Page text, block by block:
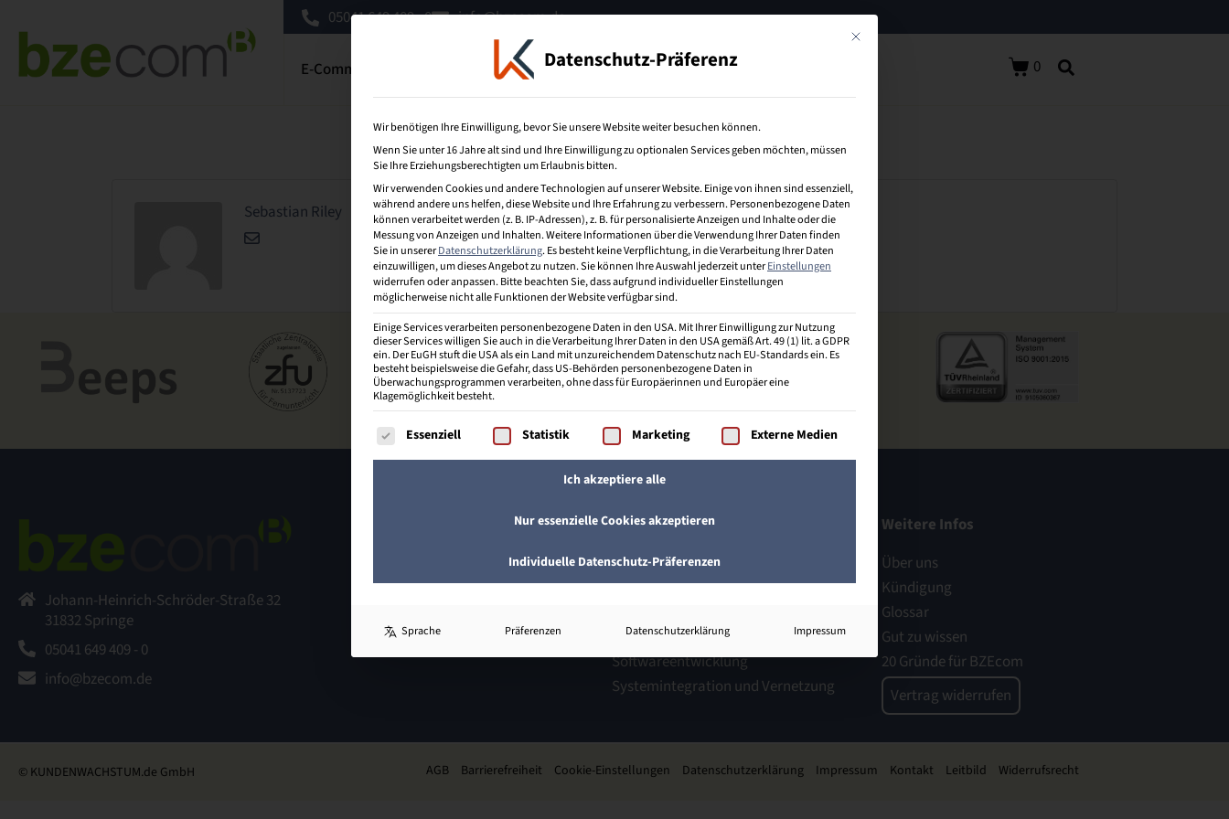
05041 649 409 - 0 info@bzecom.de
E-Commerce Weiterbildung IT-Weiterbildung Über uns 0
Sebastian Riley
Johann-Heinrich-Schröder-Straße 32
31832 Springe
05041 649 409 - 0
info@bzecom.de
Fachwirt:in im E-Commerce
Prüfungsvorbereitung
IT-Weiterbildung
Bachelor Professional in IT
Datenanalyse
IT-Beratung
Softwareentwicklung
Systemintegration und Vernetzung
Weitere Infos
Über uns
Kündigung
Glossar
Gut zu wissen
20 Gründe für BZEcom
Vertrag widerrufen
© KUNDENWACHSTUM.de GmbH AGB Barrierefreiheit Cookie-Einstellungen Datenschutzerklärung Impressum Kontakt Leitbild Widerrufsrecht
Mit diesem Button wird der Dialog geschlossen. Seine Funktionalität ist identisch
Datenschutz-Präferenz
Wir benötigen Ihre Einwilligung, bevor Sie unsere Website weiter besuchen können.
Wenn Sie unter 16 Jahre alt sind und Ihre Einwilligung zu optionalen Services geben möchten, müssen
Sie Ihre Erziehungsberechtigten um Erlaubnis bitten.
Wir verwenden Cookies und andere Technologien auf unserer Website. Einige von ihnen sind essenziell,
während andere uns helfen, diese Website und Ihre Erfahrung zu verbessern.Personenbezogene Daten
können verarbeitet werden (z. B. IP-Adressen), z. B. für personalisierte Anzeigen und Inhalte oder die
Messung von Anzeigen und Inhalten.Weitere Informationen über die Verwendung Ihrer Daten finden
Sie in unsererDatenschutzerklärung.Es besteht keine Verpflichtung, in die Verarbeitung Ihrer Daten
einzuwilligen, um dieses Angebot zu nutzen.Sie können Ihre Auswahl jederzeit unterEinstellungen
widerrufen oder anpassen.Bitte beachten Sie, dass aufgrund individueller Einstellungen
möglicherweise nicht alle Funktionen der Website verfügbar sind.
Einige Services verarbeiten personenbezogene Daten in den USA. Mit Ihrer Einwilligung zur Nutzung
dieser Services willigen Sie auch in die Verarbeitung Ihrer Daten in den USA gemäß Art. 49 (1) lit. a GDPR
ein. Der EuGH stuft die USA als ein Land mit unzureichendem Datenschutz nach EU-Standards ein. Es
besteht beispielsweise die Gefahr, dass US-Behörden personenbezogene Daten in
Überwachungsprogrammen verarbeiten, ohne dass für Europäerinnen und Europäer eine
Klagemöglichkeit besteht.
Es folgt eine Liste der Service-Gruppen, für die eine Einwilligung erteilt werden kann. Die erste Service-Gruppe ist essenziell und kann
Essenziell Statistik Marketing Externe Medien
Ich akzeptiere alle
Nur essenzielle Cookies akzeptieren
Individuelle Datenschutz-Präferenzen
Sprache Präferenzen Datenschutzerklärung Impressum